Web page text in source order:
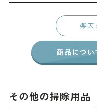
楽天
その他の掃除用品